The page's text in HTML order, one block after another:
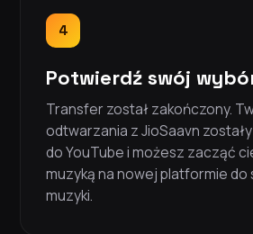
4
Potwierdź swój
Transfer został zakończony.
odtwarzania z JioSaavn
do YouTube i możesz zacząć
muzyką na nowej platformie do
muzyki.